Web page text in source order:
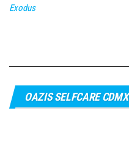
Exodus
OAZIS SELFCARE CDMX